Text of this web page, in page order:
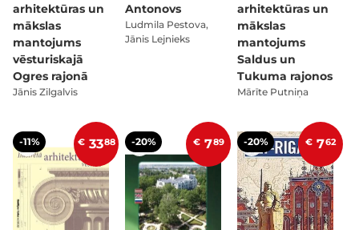
arhitektūras un
mākslas
mantojums
vēsturiskajā
Ogres rajonā
Jānis Zilgalvis
Antonovs
Ludmila Pestova,
Jānis Lejnieks
arhitektūras un
mākslas
mantojums
Saldus un
Tukuma rajonos
Mārīte Putniņa
-11% € 3388 -20% € 789 -20% € 762